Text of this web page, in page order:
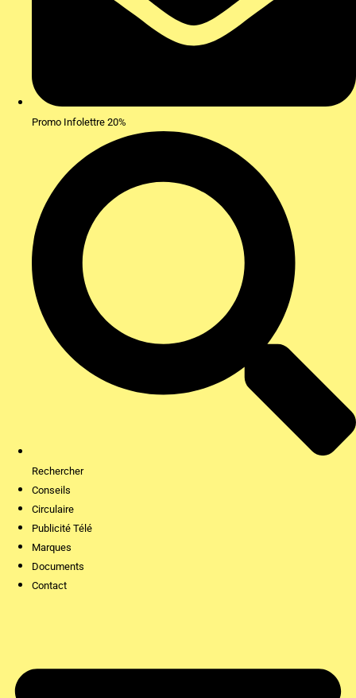
Promo Infolettre 20%
Rechercher
Conseils
Circulaire
Publicité Télé
Marques
Documents
Contact